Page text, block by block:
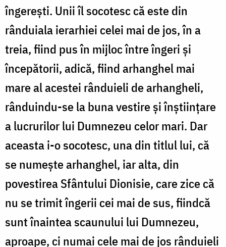
îngerești. Unii îl socotesc că este din
rânduiala ierarhiei celei mai de jos, în a
treia, fiind pus în mijloc între îngeri și
începătorii, adică, fiind arhanghel mai
mare al acestei rânduieli de arhangheli,
rânduindu-se la buna vestire și înștiințare
a lucrurilor lui Dumnezeu celor mari. Dar
aceasta i-o socotesc, una din titlul lui, că
se numește arhanghel, iar alta, din
povestirea Sfântului Dionisie, care zice că
nu se trimit îngerii cei mai de sus, fiindcă
sunt înaintea scaunului lui Dumnezeu,
aproape, ci numai cele mai de jos rânduieli